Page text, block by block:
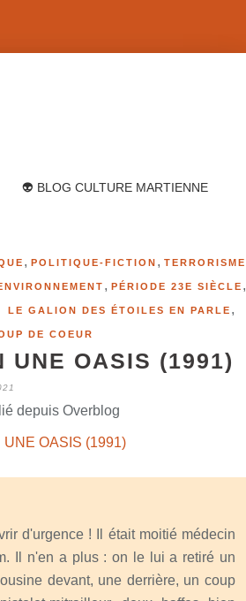
👽 BLOG CULTURE MARTIENNE
, POLITIQUE-FICTION , TERRORISME
, PÉRIODE 23E SIÈCLE ,
LE GALION DES ÉTOILES EN PARLE ,
DE COEUR
UNE OASIS (1991)
depuis Overblog
d'urgence ! Il était moitié médecin
Il n'en a plus : on le lui a retiré un
devant, une derrière, un coup